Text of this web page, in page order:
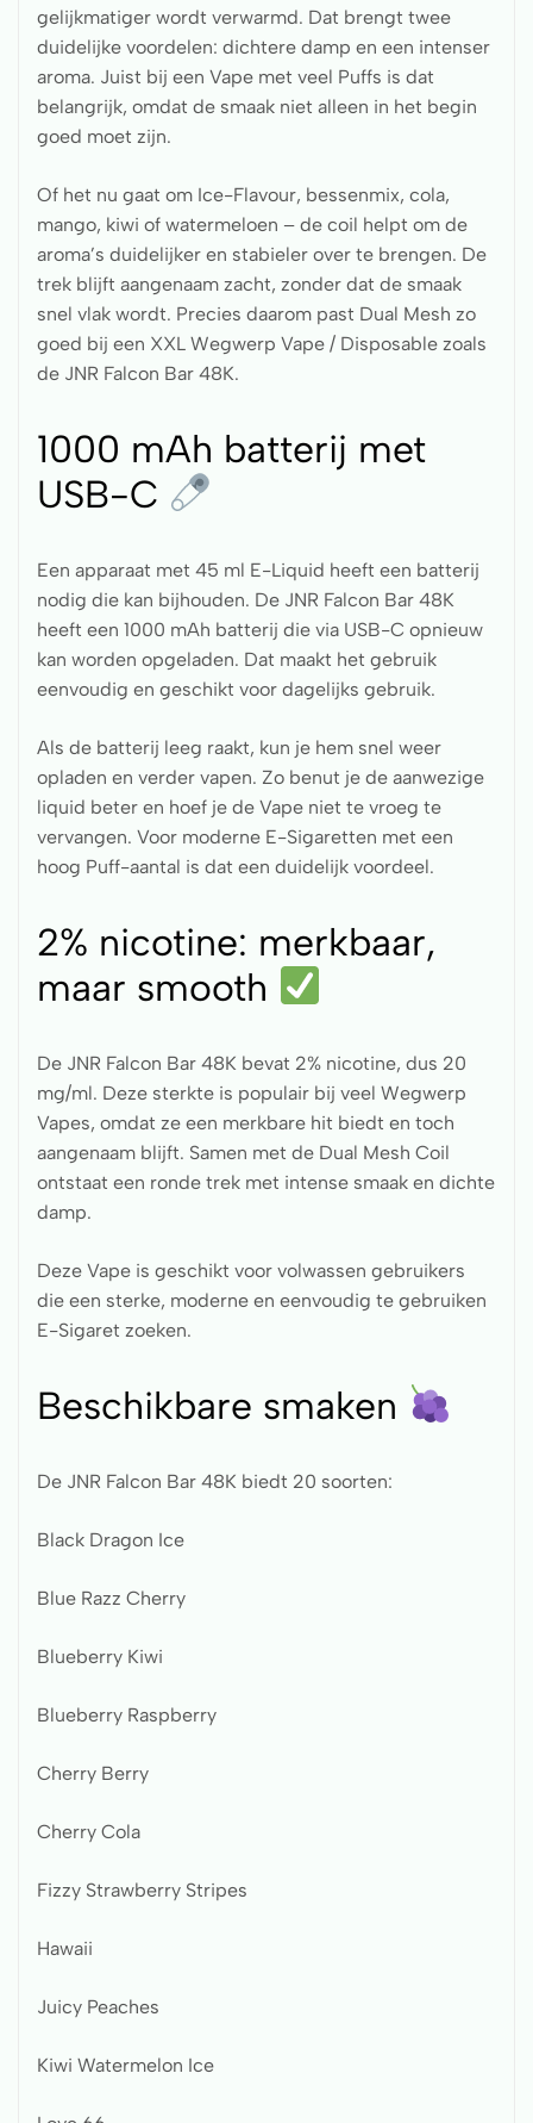
gelijkmatiger wordt verwarmd. Dat brengt twee
duidelijke voordelen: dichtere damp en een intenser
aroma. Juist bij een Vape met veel Puffs is dat
belangrijk, omdat de smaak niet alleen in het begin
goed moet zijn.
Of het nu gaat om Ice-Flavour, bessenmix, cola,
mango, kiwi of watermeloen – de coil helpt om de
aroma’s duidelijker en stabieler over te brengen. De
trek blijft aangenaam zacht, zonder dat de smaak
snel vlak wordt. Precies daarom past Dual Mesh zo
goed bij een XXL Wegwerp Vape / Disposable zoals
de JNR Falcon Bar 48K.
1000 mAh batterij met
USB-C
Een apparaat met 45 ml E-Liquid heeft een batterij
nodig die kan bijhouden. De JNR Falcon Bar 48K
heeft een 1000 mAh batterij die via USB-C opnieuw
kan worden opgeladen. Dat maakt het gebruik
eenvoudig en geschikt voor dagelijks gebruik.
Als de batterij leeg raakt, kun je hem snel weer
opladen en verder vapen. Zo benut je de aanwezige
liquid beter en hoef je de Vape niet te vroeg te
vervangen. Voor moderne E-Sigaretten met een
hoog Puff-aantal is dat een duidelijk voordeel.
2% nicotine: merkbaar,
maar smooth
De JNR Falcon Bar 48K bevat 2% nicotine, dus 20
mg/ml. Deze sterkte is populair bij veel Wegwerp
Vapes, omdat ze een merkbare hit biedt en toch
aangenaam blijft. Samen met de Dual Mesh Coil
ontstaat een ronde trek met intense smaak en dichte
damp.
Deze Vape is geschikt voor volwassen gebruikers
die een sterke, moderne en eenvoudig te gebruiken
E-Sigaret zoeken.
Beschikbare smaken
De JNR Falcon Bar 48K biedt 20 soorten:
Black Dragon Ice
Blue Razz Cherry
Blueberry Kiwi
Blueberry Raspberry
Cherry Berry
Cherry Cola
Fizzy Strawberry Stripes
Hawaii
Juicy Peaches
Kiwi Watermelon Ice